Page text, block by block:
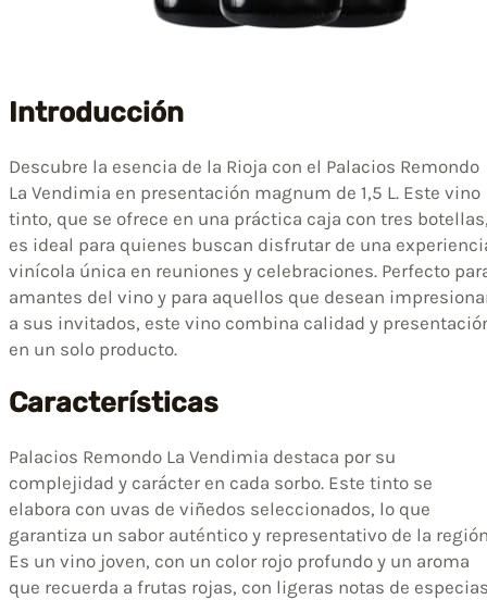
Introducción
Descubre la esencia de la Rioja con el Palacios Remondo
La Vendimia en presentación magnum de 1,5 L. Este vino
tinto, que se ofrece en una práctica caja con tres
es ideal para quienes buscan disfrutar de una
vinícola única en reuniones y celebraciones. Perfecto
amantes del vino y para aquellos que desean
a sus invitados, este vino combina calidad y
en un solo producto.
Características
Palacios Remondo La Vendimia destaca por su
complejidad y carácter en cada sorbo. Este tinto se
elabora con uvas de viñedos seleccionados, lo que
garantiza un sabor auténtico y representativo de la
Es un vino joven, con un color rojo profundo y un aroma
que recuerda a frutas rojas, con ligeras notas de